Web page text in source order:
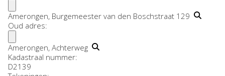
Amerongen, Burgemeester van den Boschstraat 129
Oud adres:
Amerongen, Achterweg
Kadastraal nummer:
D2139